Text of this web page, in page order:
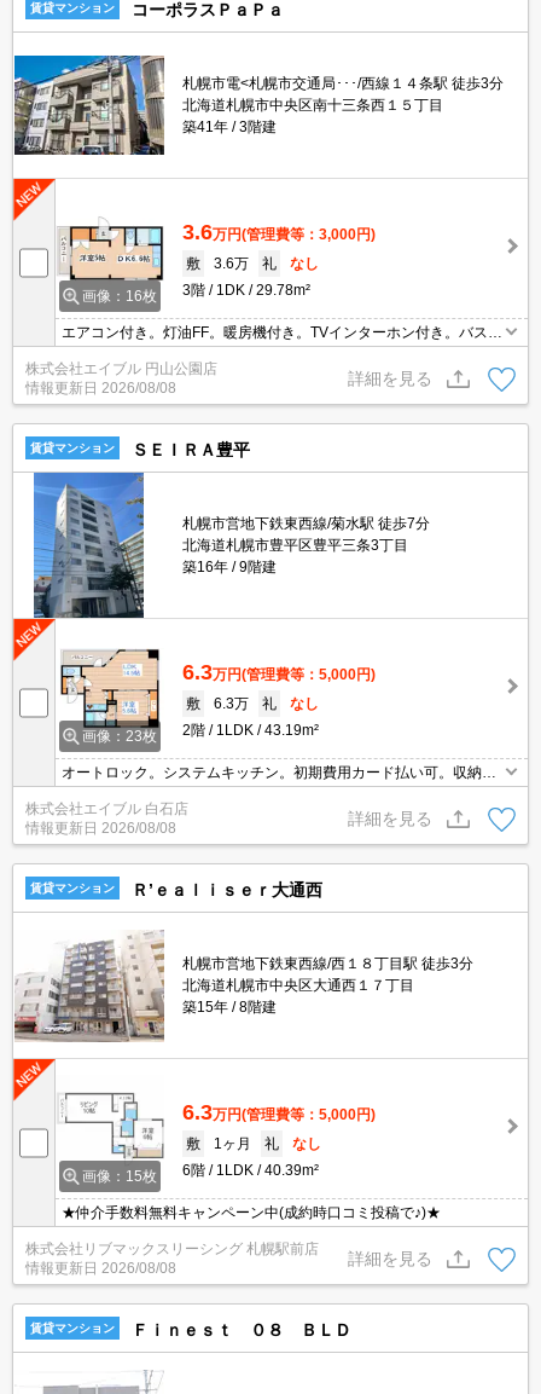
賃貸マンション コーポラスＰａＰａ
札幌市電<札幌市交通局･･･/西線１４条駅 徒歩3分
北海道札幌市中央区南十三条西１５丁目
築41年
3階建
画像：16枚
3.6万円(管理費等：3,000円)
敷
3.6万 礼
なし
3階
1DK 29.78m²
エアコン付き。灯油FF。暖房機付き。TVインターホン付き。バス・
トイレ別。シャワー付トイレ。温水洗浄便座付き。シューズボック
ス付き。南向き。ガスコンロ設置可。初期費用クレジット払い可
能。要火災保険。
株式会社エイブル 円山公園店
情報更新日 2026/08/08
詳細を見る
賃貸マンション ＳＥＩＲＡ豊平
札幌市営地下鉄東西線/菊水駅 徒歩7分
北海道札幌市豊平区豊平三条3丁目
築16年
9階建
画像：23枚
6.3万円(管理費等：5,000円)
敷
6.3万 礼
なし
2階
1LDK 43.19m²
オートロック。システムキッチン。初期費用カード払い可。収納た
っぷり。温水洗浄便座付き。バルコニー。
株式会社エイブル 白石店
情報更新日 2026/08/08
詳細を見る
賃貸マンション Ｒ’ｅａｌｉｓｅｒ大通西
札幌市営地下鉄東西線/西１８丁目駅 徒歩3分
北海道札幌市中央区大通西１７丁目
築15年
8階建
画像：15枚
6.3万円(管理費等：5,000円)
敷
1ヶ月 礼
なし
6階
1LDK 40.39m²
★仲介手数料無料キャンペーン中(成約時口コミ投稿で♪)★
株式会社リブマックスリーシング 札幌駅前店
情報更新日 2026/08/08
詳細を見る
賃貸マンション Ｆｉｎｅｓｔ ０８ ＢＬＤ